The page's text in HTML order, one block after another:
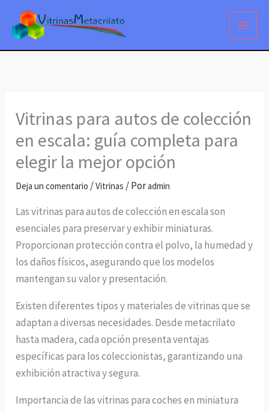
contenido
Vitrinas para autos de colección
en escala: guía completa para
elegir la mejor opción
Deja un comentario /Vitrinas / Poradmin
Las vitrinas para autos de colección en escala son
esenciales para preservar y exhibir miniaturas.
Proporcionan protección contra el polvo, la humedad y
los daños físicos, asegurando que los modelos
mantengan su valor y presentación.
Existen diferentes tipos y materiales de vitrinas que se
adaptan a diversas necesidades. Desde metacrilato
hasta madera, cada opción presenta ventajas
específicas para los coleccionistas, garantizando una
exhibición atractiva y segura.
Importancia de las vitrinas para coches en miniatura